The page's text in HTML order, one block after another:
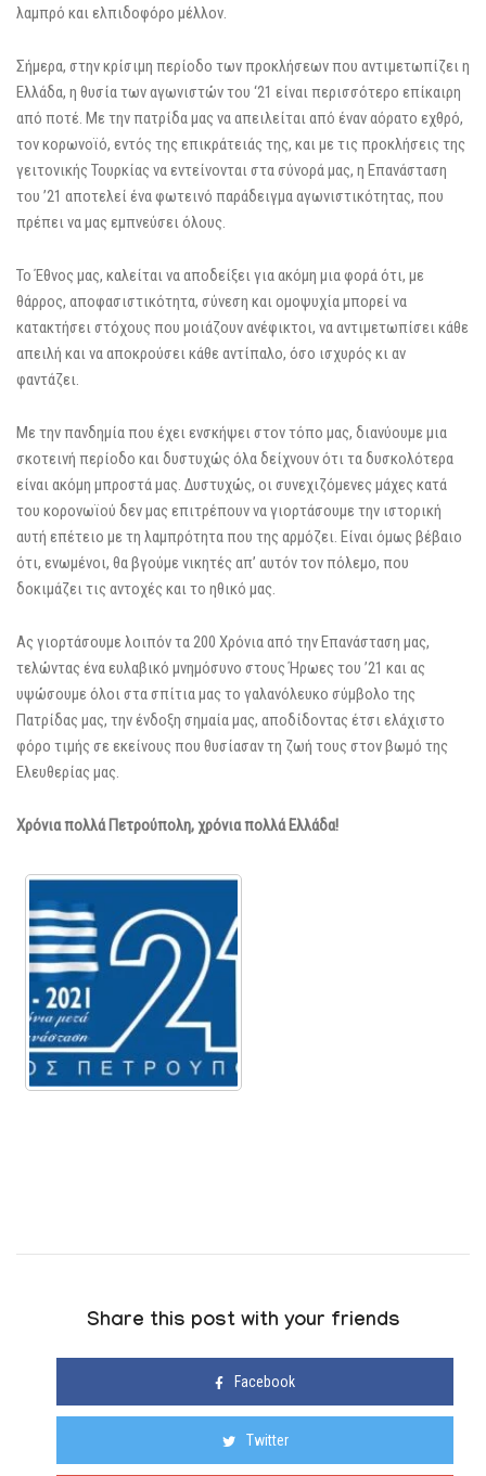
λαμπρό και ελπιδοφόρο μέλλον.
Σήμερα, στην κρίσιμη περίοδο των προκλήσεων που αντιμετωπίζει η
Ελλάδα, η θυσία των αγωνιστών του ‘21 είναι περισσότερο επίκαιρη
από ποτέ. Με την πατρίδα μας να απειλείται από έναν αόρατο εχθρό,
τον κορωνοϊό, εντός της επικράτειάς της, και με τις προκλήσεις της
γειτονικής Τουρκίας να εντείνονται στα σύνορά μας, η Επανάσταση
του ’21 αποτελεί ένα φωτεινό παράδειγμα αγωνιστικότητας, που
πρέπει να μας εμπνεύσει όλους.
Το Έθνος μας, καλείται να αποδείξει για ακόμη μια φορά ότι, με
θάρρος, αποφασιστικότητα, σύνεση και ομοψυχία μπορεί να
κατακτήσει στόχους που μοιάζουν ανέφικτοι, να αντιμετωπίσει κάθε
απειλή και να αποκρούσει κάθε αντίπαλο, όσο ισχυρός κι αν
φαντάζει.
Με την πανδημία που έχει ενσκήψει στον τόπο μας, διανύουμε μια
σκοτεινή περίοδο και δυστυχώς όλα δείχνουν ότι τα δυσκολότερα
είναι ακόμη μπροστά μας. Δυστυχώς, οι συνεχιζόμενες μάχες κατά
του κορονωϊού δεν μας επιτρέπουν να γιορτάσουμε την ιστορική
αυτή επέτειο με τη λαμπρότητα που της αρμόζει. Είναι όμως βέβαιο
ότι, ενωμένοι, θα βγούμε νικητές απ’ αυτόν τον πόλεμο, που
δοκιμάζει τις αντοχές και το ηθικό μας.
Ας γιορτάσουμε λοιπόν τα 200 Χρόνια από την Επανάσταση μας,
τελώντας ένα ευλαβικό μνημόσυνο στους Ήρωες του ’21 και ας
υψώσουμε όλοι στα σπίτια μας το γαλανόλευκο σύμβολο της
Πατρίδας μας, την ένδοξη σημαία μας, αποδίδοντας έτσι ελάχιστο
φόρο τιμής σε εκείνους που θυσίασαν τη ζωή τους στον βωμό της
Ελευθερίας μας.
Χρόνια πολλά Πετρούπολη, χρόνια πολλά Ελλάδα!
Share this post with your friends
Facebook
Twitter